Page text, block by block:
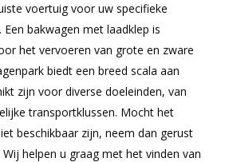
voertuig voor uw specifieke
bakwagen met laadklep is
het vervoeren van grote en zware
biedt een breed scala aan
zijn voor diverse doeleinden, van
transportklussen. Mocht het
beschikbaar zijn, neem dan gerust
helpen u graag met het vinden van